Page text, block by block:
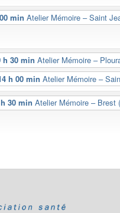
minAtelier Mémoire – Saint
h 30 minAtelier Mémoire –
h 00 min Atelier Mémoire –
30 minAtelier Mémoire – Brest